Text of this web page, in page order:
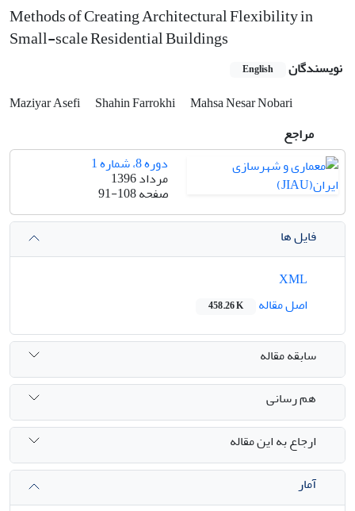
Methods of Creating Architectural Flexibility in
Small-scale Residential Buildings
نویسندگان English
Maziyar Asefi Shahin Farrokhi
Mahsa Nesar Nobari
مراجع
دوره 8، شماره 1
مرداد 1396
صفحه91-108
فایل ها
اصل مقاله
458.26 K
سابقه مقاله
هم رسانی
ارجاع به این مقاله
آمار